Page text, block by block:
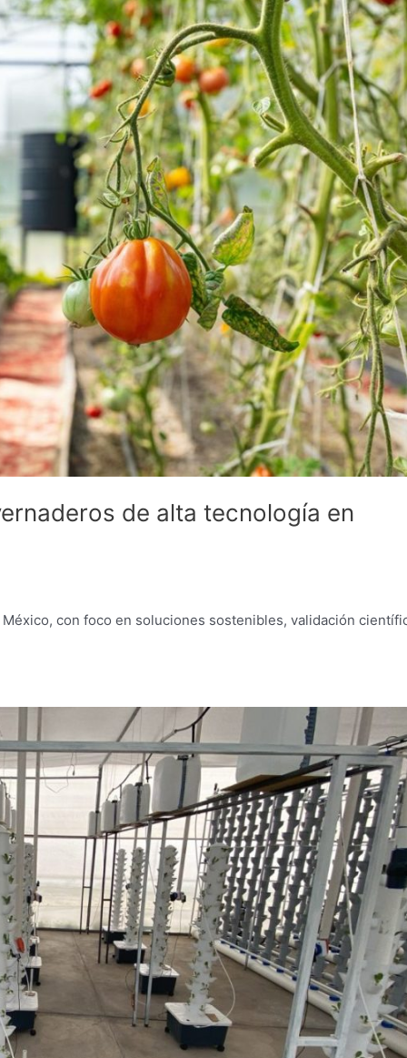
de alta tecnología en
con foco en soluciones sostenibles, validación